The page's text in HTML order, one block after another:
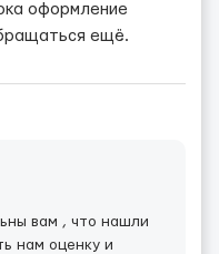
оформление
ещё.
вам , что нашли
нам оценку и